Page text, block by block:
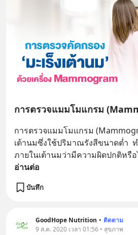
การตรวจแมมโมแกรม
การตรวจแมมโมแกรม
เต้านมซึ่งใช้ปริมาณรังสีขนาดต่ำ
ภายในเต้านมว่ามีความผิดปกติหรือ
อ่านต่อ
บันทึก
GoodHope Nutrition • ติดตาม
9 ส.ค. 2020 เวลา 01:56 • สุขภาพ